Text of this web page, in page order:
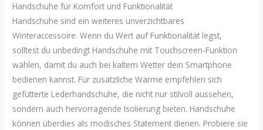
Handschuhe für Komfort und Funktionalität
Handschuhe sind ein weiteres unverzichtbares
Winteraccessoire. Wenn du Wert auf Funktionalität legst,
solltest du unbedingt Handschuhe mit Touchscreen-Funktion
wählen, damit du auch bei kaltem Wetter dein Smartphone
bedienen kannst. Für zusätzliche Wärme empfehlen sich
gefütterte Lederhandschuhe, die nicht nur stilvoll aussehen,
sondern auch hervorragende Isolierung bieten. Handschuhe
können überdies als modisches Statement dienen. Probiere sie